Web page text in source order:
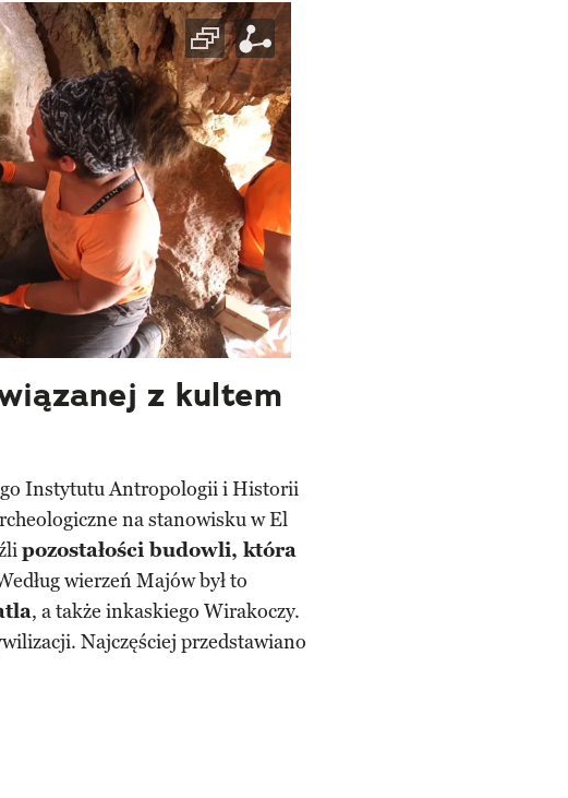
z kultem
Instytutu Antropologii i Historii
na stanowisku w El
pozostałości budowli, która
wierzeń Majów był to
, a także inkaskiego Wirakoczy.
Najczęściej przedstawiano